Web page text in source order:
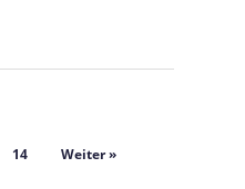
14 Weiter »